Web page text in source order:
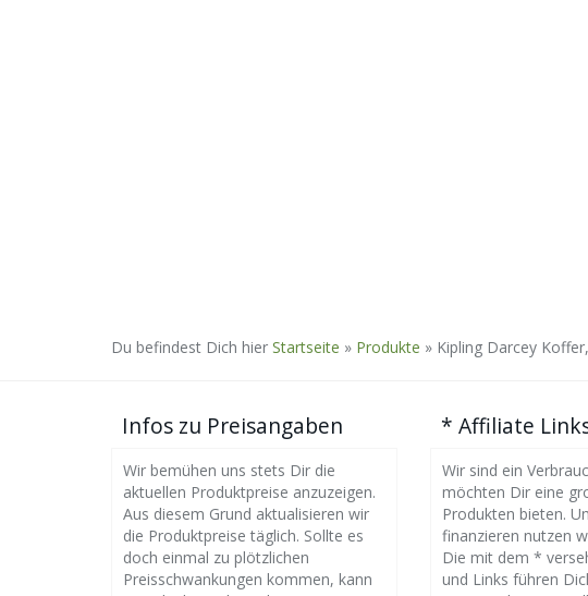
Du befindest Dich hier Startseite » Produkte » Kipling Darcey
Infos zu Preisangaben
Wir bemühen uns stets Dir die
aktuellen Produktpreise anzuzeigen.
Aus diesem Grund aktualisieren wir
die Produktpreise täglich. Sollte es
doch einmal zu plötzlichen
Preisschwankungen kommen, kann
* Affiliate
Wir sind ein
möchten Dir eine
Produkten bieten.
finanzieren nutzen
Die mit dem *
und Links führen